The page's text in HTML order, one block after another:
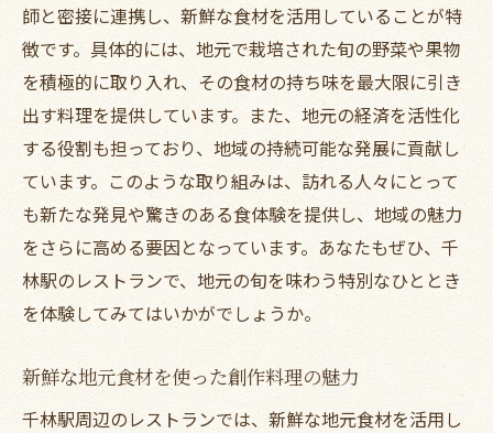
師と密接に連携し、新鮮な食材を活用していることが特
徴です。具体的には、地元で栽培された旬の野菜や果物
を積極的に取り入れ、その食材の持ち味を最大限に引き
出す料理を提供しています。また、地元の経済を活性化
する役割も担っており、地域の持続可能な発展に貢献し
ています。このような取り組みは、訪れる人々にとって
も新たな発見や驚きのある食体験を提供し、地域の魅力
をさらに高める要因となっています。あなたもぜひ、千
林駅のレストランで、地元の旬を味わう特別なひととき
を体験してみてはいかがでしょうか。
新鮮な地元食材を使った創作料理の魅力
千林駅周辺のレストランでは、新鮮な地元食材を活用し